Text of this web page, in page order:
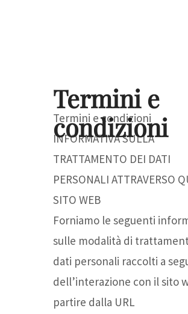
Termini e
condizioni
Termini e condizioni
INFORMATIVA SULLA
TRATTAMENTO DEI DATI
PERSONALI ATTRAVERSO
SITO WEB
Forniamo le seguenti
sulle modalità di
dati personali raccolti a
dell’interazione con il sito
partire dalla URL